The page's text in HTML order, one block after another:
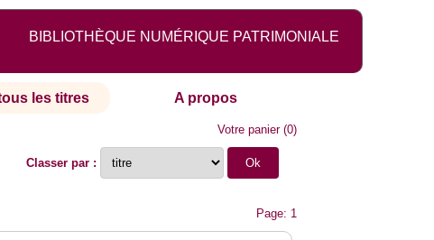
BIBLIOTHÈQUE NUMÉRIQUE PATRIMONIALE
les titres A propos
Votre panier(0)
Classer par :
Page: 1